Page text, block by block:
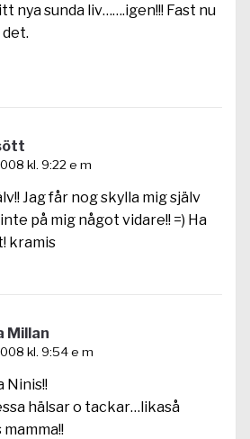
nya sunda liv…….igen!!! Fast nu
det.
kl. 9:22 e m
Jag får nog skylla mig själv
på mig något vidare!! =) Ha
kramis
Millan
kl. 9:54 e m
Ninis!!
hälsar o tackar…likaså